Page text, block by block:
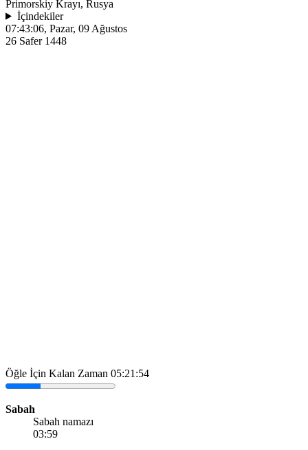
Primorskiy Krayı, Rusya
İçindekiler
07:43:06, Pazar, 09 Ağustos
26 Safer 1448
Öğle İçin Kalan Zaman 05:21:54
Sabah
Sabah namazı
03:59